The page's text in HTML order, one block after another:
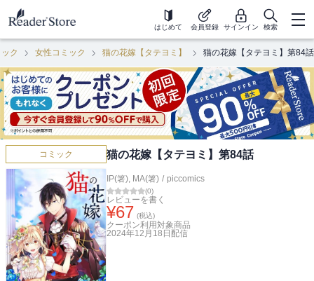
はじめて 会員登録 サインイン 検索
ク 女性コミック 猫の花嫁【タテヨミ】 猫の花嫁【タテヨミ】第84話
コミック 猫の花嫁【タテヨミ】第84話
IP(箸), MA(箸) / piccomics
(0)
レビューを書く
¥67 (税込)
クーポン利用対象商品
2024年12月18日 配信